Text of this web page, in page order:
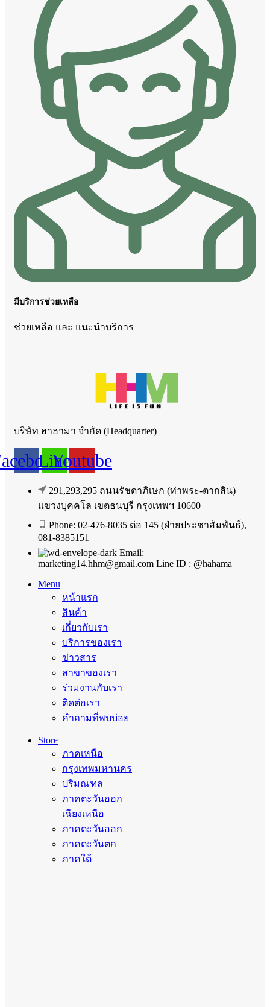
มีบริการช่วยเหลือ
ช่วยเหลือ และ แนะนำบริการ
บริษัท ฮาฮามา จำกัด (Headquarter)
Line
Youtube
291,293,295 ถนนรัชดาภิเษก (ท่าพระ-ตากสิน)
แขวงบุคคโล เขตธนบุรี กรุงเทพฯ 10600
Phone: 02-476-8035 ต่อ 145 (ฝ่ายประชาสัมพันธ์),
081-8385151
Email:
marketing14.hhm@gmail.com Line ID : @hahama
Menu
หน้าแรก
สินค้า
เกี่ยวกับเรา
บริการของเรา
ข่าวสาร
สาขาของเรา
ร่วมงานกับเรา
ติดต่อเรา
คำถามที่พบบ่อย
Store
ภาคเหนือ
กรุงเทพมหานคร
ปริมณฑล
ภาคตะวันออก
เฉียงเหนือ
ภาคตะวันออก
ภาคตะวันตก
ภาคใต้